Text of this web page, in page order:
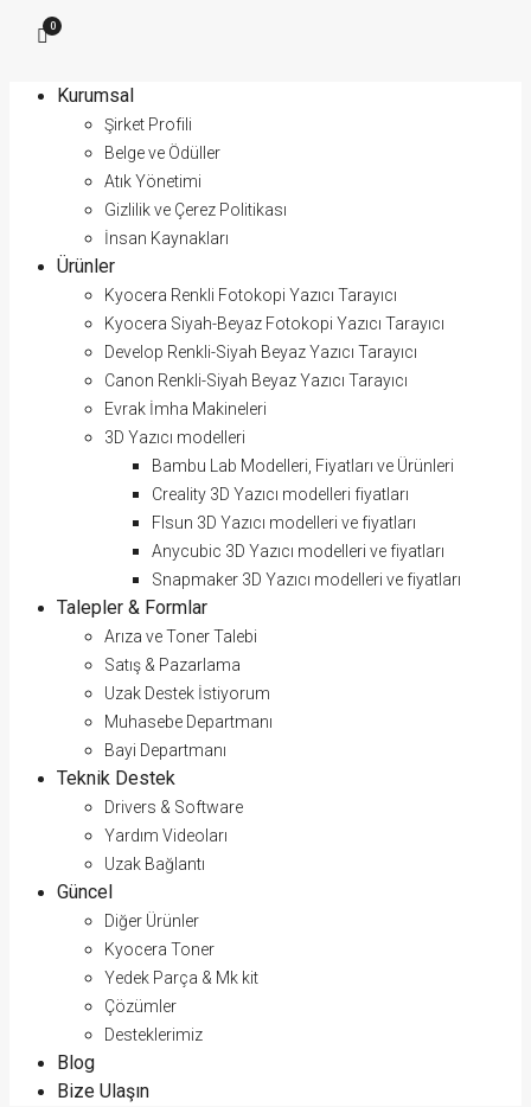
0
Kurumsal
Şirket Profili
Belge ve Ödüller
Atık Yönetimi
Gizlilik ve Çerez Politikası
İnsan Kaynakları
Ürünler
Kyocera Renkli Fotokopi Yazıcı Tarayıcı
Kyocera Siyah-Beyaz Fotokopi Yazıcı Tarayıcı
Develop Renkli-Siyah Beyaz Yazıcı Tarayıcı
Canon Renkli-Siyah Beyaz Yazıcı Tarayıcı
Evrak İmha Makineleri
3D Yazıcı modelleri
Bambu Lab Modelleri, Fiyatları ve Ürünleri
Creality 3D Yazıcı modelleri fiyatları
Flsun 3D Yazıcı modelleri ve fiyatları
Anycubic 3D Yazıcı modelleri ve fiyatları
Snapmaker 3D Yazıcı modelleri ve fiyatları
Talepler & Formlar
Arıza ve Toner Talebi
Satış & Pazarlama
Uzak Destek İstiyorum
Muhasebe Departmanı
Bayi Departmanı
Teknik Destek
Drivers & Software
Yardım Videoları
Uzak Bağlantı
Güncel
Diğer Ürünler
Kyocera Toner
Yedek Parça & Mk kit
Çözümler
Desteklerimiz
Blog
Bize Ulaşın